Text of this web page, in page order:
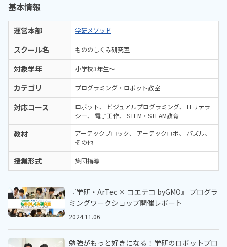
基本情報
運営本部 学研メソッド
スクール名 もののしくみ研究室
対象学年 小学校3年生〜
カテゴリ プログラミング・ロボット教室
対応コース ロボット ビジュアルプログラミング
ITリテラ
シー
電子工作 STEM・STEAM教育
教材 アーテックブロック アーテックロボ
パズル
その他
授業形式 集団指導
『学研・ArTec × コエテコ byGMO』 プログラ
ミングワークショップ開催レポート
2024.11.06
勉強がもっと好きになる！学研のロボットプロ